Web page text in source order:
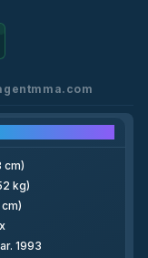
cm)
kg)
1993